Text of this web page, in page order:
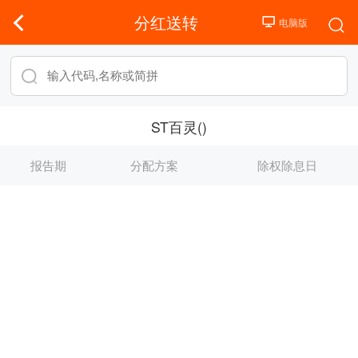
分红送转
ST百灵()
报告期 分配方案 除权除息日